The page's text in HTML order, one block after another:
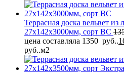
Террасная доска вельвет из
27x142x3000мм, сорт BC
цена составляла 1350 руб..
руб..м2